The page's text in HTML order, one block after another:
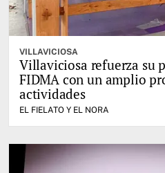
VILLAVICIOSA
Villaviciosa refuerza su
FIDMA con un amplio
actividades
EL FIELATO Y EL NORA